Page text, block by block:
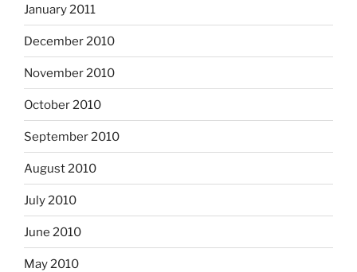
January 2011
December 2010
November 2010
October 2010
September 2010
August 2010
July 2010
June 2010
May 2010